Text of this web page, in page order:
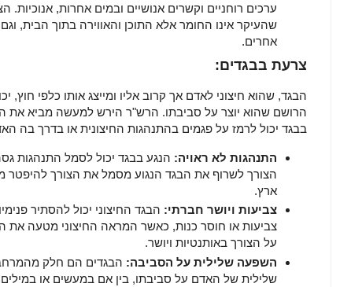
ערכים רוחניים וקשרים אנושיים ובמים אחרות, אנוכיות.
שהעיקר אינו החומר אלא התוכן והאווירה בתוך הבית,
אחרים.
צרעת בבגדים:
הבגד, שהוא חיצוני לאדם אך קרוב אליו ומייצג אותו כלפי
הרושם שהוא יוצר על סביבתו. הרש"ר הירש למעשה מביא את
בבגד יכול לרמז על פגמים בהתנהגות החיצונית או בדרך בה
התנהגות לא ראויה: הנגע בבגד יכול לסמל התנהגות
הצורך לשרוף את הבגד הנגוע מסמל את הצורך להיפטר
ארץ.
צביעות ויושר חברתי: הבגד החיצוני יכול להסתיר
צביעות או חוסר כנות, כאשר המראה החיצוני מטעה את
על הצורך באותנטיות ויושר.
השפעה שלילית על הסביבה: הבגדים הם חלק
שלילית של האדם על סביבתו, בין אם במעשים או